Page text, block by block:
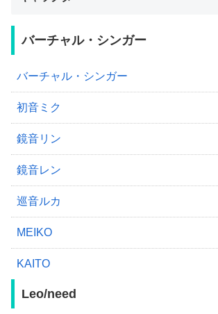
バーチャル・シンガー
バーチャル・シンガー
初音ミク
鏡音リン
鏡音レン
巡音ルカ
MEIKO
KAITO
Leo/need